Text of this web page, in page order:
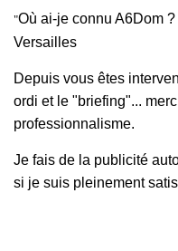
"Où ai-je connu A6Dom
Versailles
Depuis vous êtes
ordi et le "briefing"...
professionnalisme.
Je fais de la publicité
si je suis pleinement